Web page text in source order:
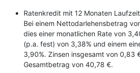
Ratenkredit mit 12 Monaten Laufzeit
Bei einem Nettodarlehensbetrag
dies einer monatlichen Rate von
(p.a. fest) von 3,38% und einem
3,90%. Zinsen insgesamt von 0,83
Gesamtbetrag von 40,78 €.